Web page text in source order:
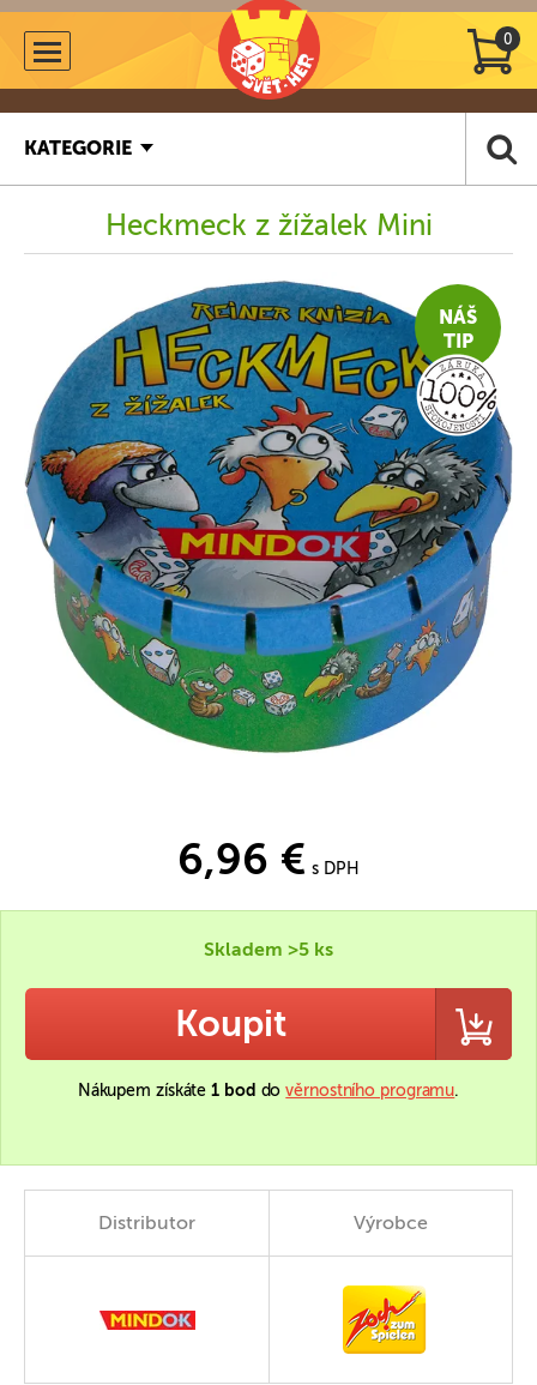
0
KATEGORIE
Heckmeck z žížalek Mini
NÁŠ
TIP
6,96 € s DPH
Skladem >5 ks
Koupit
Nákupem získáte1 bod dověrnostního programu.
Distributor Výrobce